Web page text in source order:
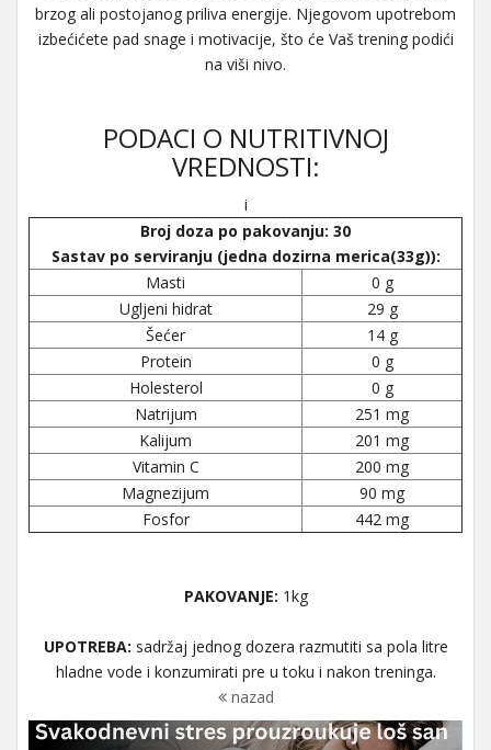
brzog ali postojanog priliva energije. Njegovom upotrebom
izbećićete pad snage i motivacije, što će Vaš trening podići
na viši nivo.
PODACI O NUTRITIVNOJ
VREDNOSTI:
i
Broj doza po pakovanju: 30
Sastav po serviranju (jedna dozirna merica(33g)):
Masti
0 g
Ugljeni hidrat
29 g
Šećer
14 g
Protein
0 g
Holesterol
0 g
Natrijum
251 mg
Kalijum
201 mg
Vitamin C
200 mg
Magnezijum
90 mg
Fosfor
442 mg
PAKOVANJE: 1kg
UPOTREBA: sadržaj jednog dozera razmutiti sa pola litre
hladne vode i konzumirati pre u toku i nakon treninga.
nazad